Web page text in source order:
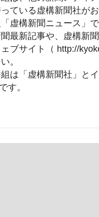
ている虚構新聞社が
虚構新聞ニュース」
最新記事や、虚構新
ブサイト（ http://
。
は「虚構新聞社」と
す。